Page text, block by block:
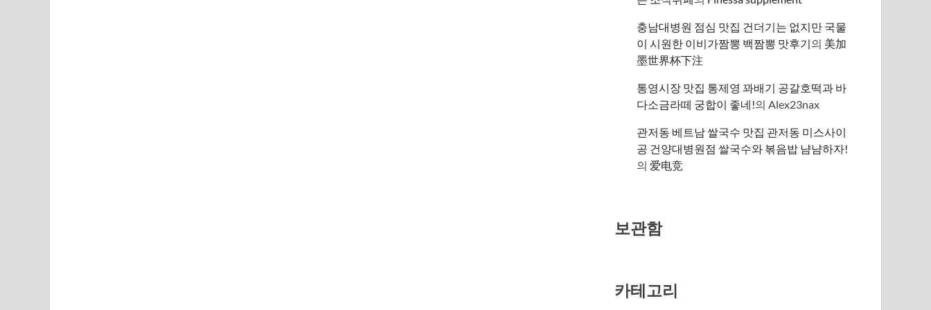
충남대병원 점심 맛집 건더기는 없지만 국물
이 시원한 이비가짬뽕 백짬뽕 맛후기의 美加
墨世界杯下注
통영시장 맛집 통제영 꽈배기 공갈호떡과 바
다소금라떼 궁합이 좋네!의Alex23nax
관저동 베트남 쌀국수 맛집 관저동 미스사이
공 건양대병원점 쌀국수와 볶음밥 냠냠하자!
의 爱电竞
보관함
카테고리